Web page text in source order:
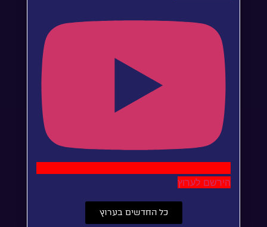
הירשם לערוץ
כל החדשים בערוץ